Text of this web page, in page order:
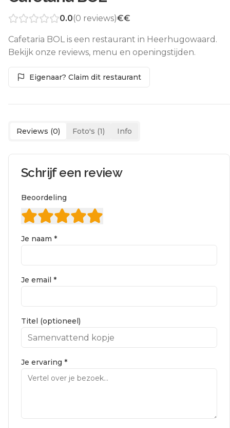
0.0(0 reviews)€€
Cafetaria BOL is een restaurant in Heerhugowaard.
Bekijk onze reviews, menu en openingstijden.
Eigenaar? Claim dit restaurant
Reviews (0) Foto's (1) Info
Schrijf een review
Beoordeling
Je naam *
Je email *
Titel (optioneel)
Je ervaring *